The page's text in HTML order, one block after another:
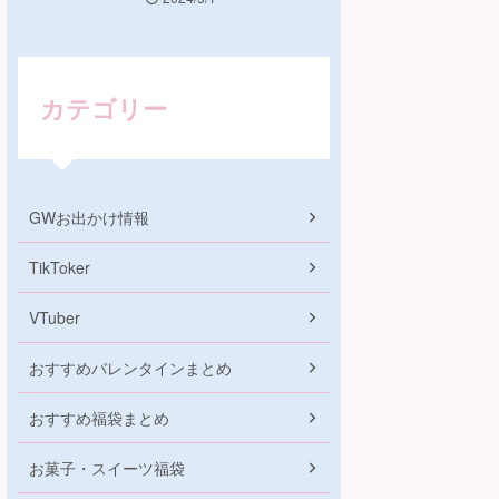
カテゴリー
GWお出かけ情報
TikToker
VTuber
おすすめバレンタインまとめ
おすすめ福袋まとめ
お菓子・スイーツ福袋